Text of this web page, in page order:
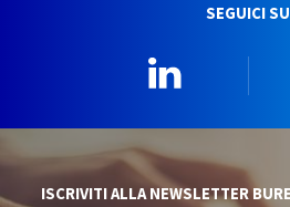
SEGUICI SU
ISCRIVITI ALLA NEWSLETTER